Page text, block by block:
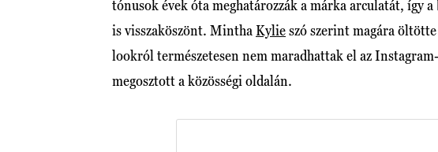
tónusok évek óta meghatározzák a márka arculatát, így
is visszaköszönt. Mintha Kylieszó szerint magára
lookról természetesen nem maradhattak el az
megosztott a közösségi oldalán.